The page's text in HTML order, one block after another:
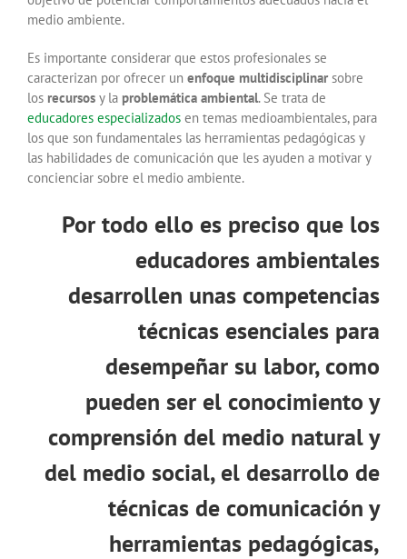
medio ambiente.
Es importante considerar que estos profesionales se
caracterizan por ofrecer un enfoque multidisciplinar sobre
los recursos y la problemática ambiental. Se trata de
educadores especializados en temas medioambientales, para
los que son fundamentales las herramientas pedagógicas y
las habilidades de comunicación que les ayuden a motivar y
concienciar sobre el medio ambiente.
Por todo ello es preciso que los
educadores ambientales
desarrollen unas competencias
técnicas esenciales para
desempeñar su labor, como
pueden ser el conocimiento y
comprensión del medio natural y
del medio social, el desarrollo de
técnicas de comunicación y
herramientas pedagógicas,